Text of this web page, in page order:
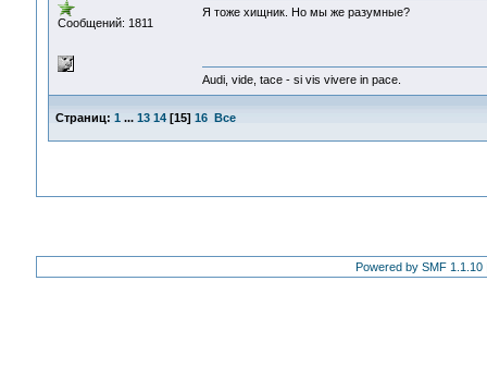
Сообщений: 1811
Я тоже хищник. Но мы же разумные?
Audi, vide, tace - si vis vivere in pace.
Страниц: 1 ... 13 14[15] 16 Все
Powered by SMF 1.1.10